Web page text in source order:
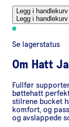
Legg i handlekurv
Legg i handlekurv
Se lagerstatus
Om Hatt
Fullfør
bøttehatt
stilrene bucket
komfort, og
og avslappede